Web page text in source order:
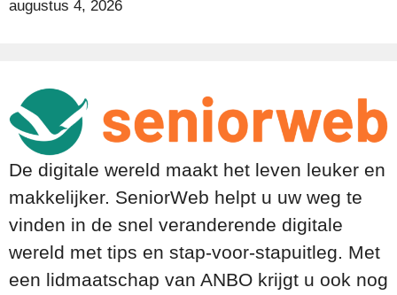
augustus 4, 2026
De digitale wereld maakt het leven leuker en
makkelijker. SeniorWeb helpt u uw weg te
vinden in de snel veranderende digitale
wereld met tips en stap-voor-stapuitleg. Met
een lidmaatschap van ANBO krijgt u ook nog